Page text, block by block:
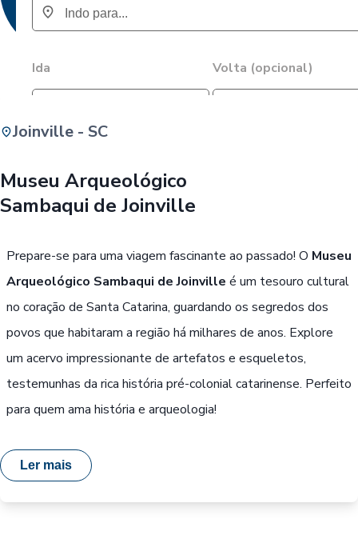
Ida Volta (opcional)
Passe Livre, Idoso ou ID Jovem
Joinville - SC
Museu Arqueológico
Sambaqui de Joinville
Prepare-se para uma viagem fascinante ao passado! O Museu
Arqueológico Sambaqui de Joinville é um tesouro cultural
no coração de Santa Catarina, guardando os segredos dos
povos que habitaram a região há milhares de anos. Explore
um acervo impressionante de artefatos e esqueletos,
testemunhas da rica história pré-colonial catarinense. Perfeito
para quem ama história e arqueologia!
Ler mais